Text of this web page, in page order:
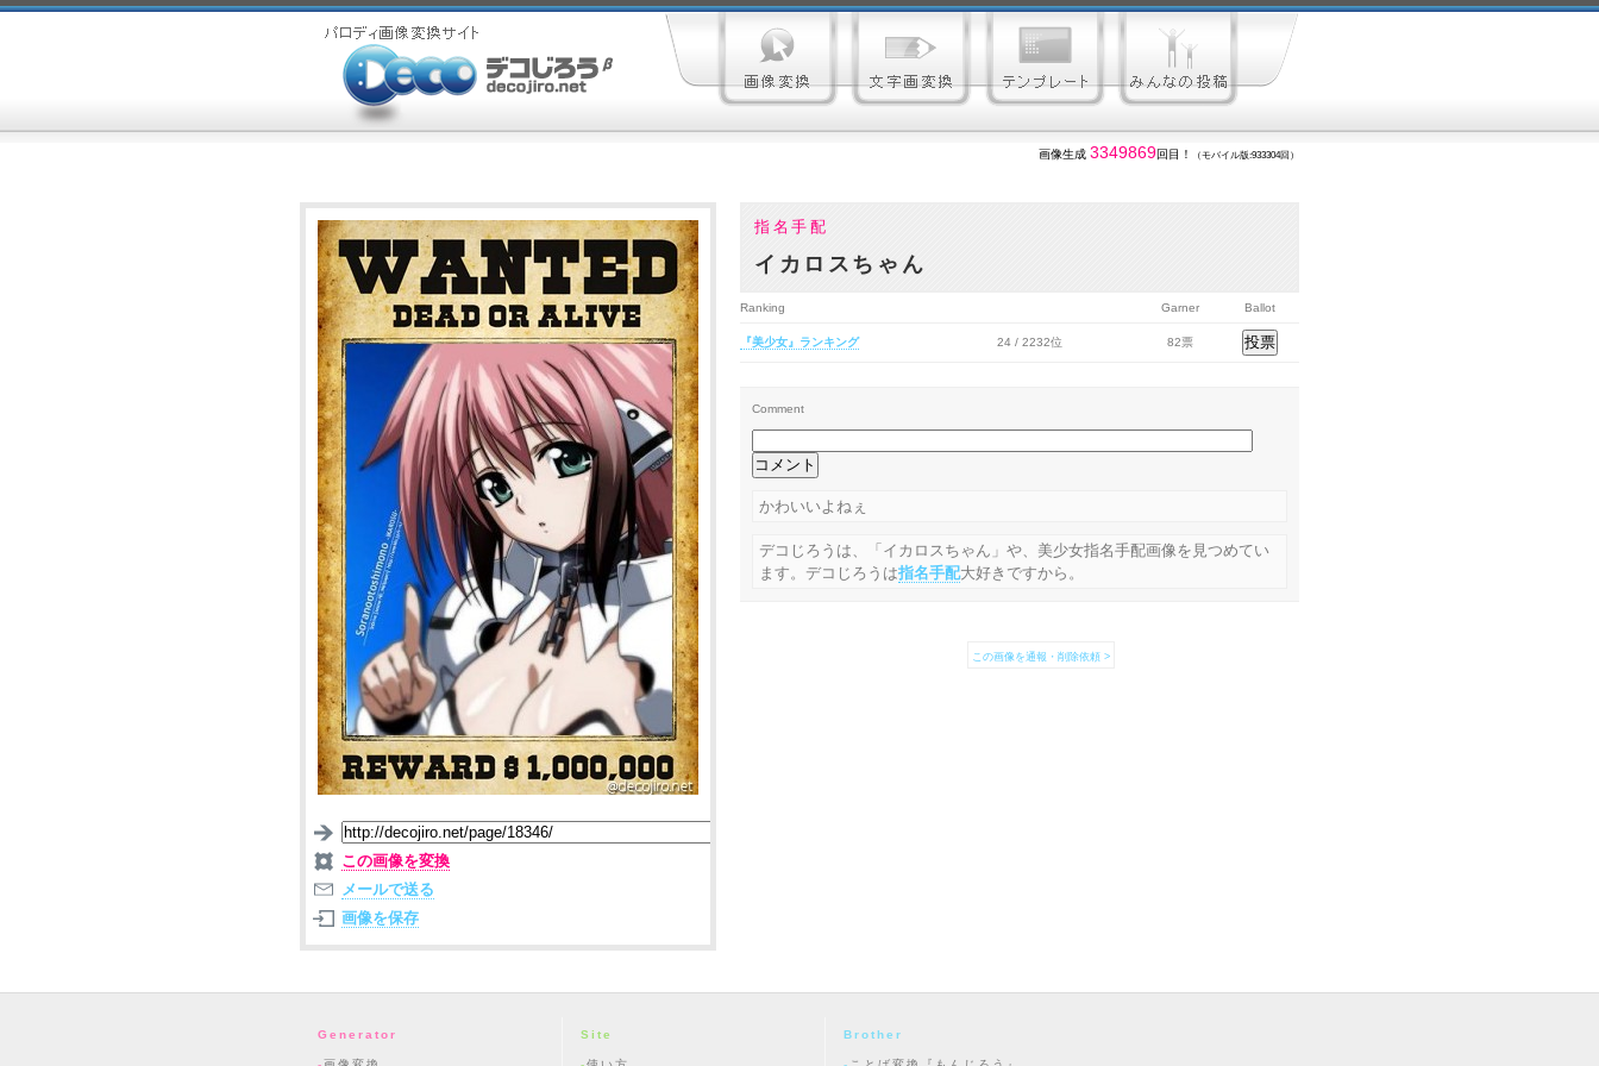
画像生成 3349869回目！ （モバイル版:933304回）
指名手配
イカロスちゃん
この画像を変換
メールで送る
画像を保存
Ranking Garner Ballot
『美少女』ランキング 24 / 2232位 82票
Comment
かわいいよねぇ
デコじろうは、「イカロスちゃん」や、美少女指名手配画像を見つめてい
ます。デコじろうは指名手配大好きですから。
この画像を通報・削除依頼 >
Generator Site Brother